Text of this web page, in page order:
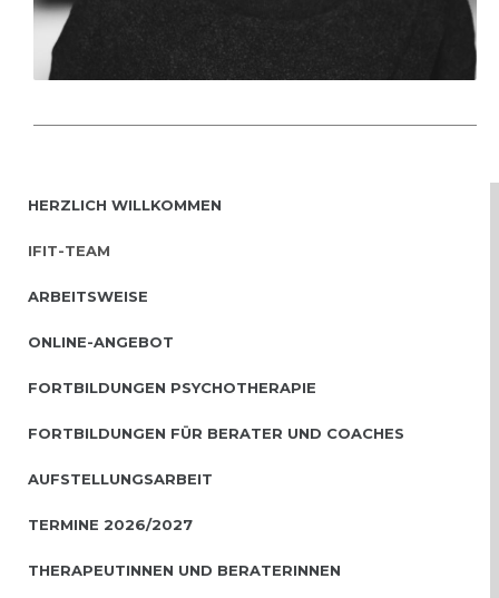
HERZLICH WILLKOMMEN
IFIT-TEAM
ARBEITSWEISE
ONLINE-ANGEBOT
FORTBILDUNGEN PSYCHOTHERAPIE
FORTBILDUNGEN FÜR BERATER UND COACHES
AUFSTELLUNGSARBEIT
TERMINE 2026/2027
THERAPEUTINNEN UND BERATERINNEN